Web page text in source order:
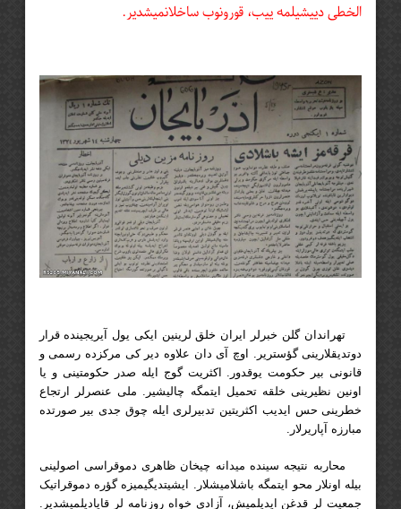
الخطی دییشیلمه ییب، قورونوب ساخلانمیشدیر.
تهراندان گلن خبرلر ایران خلق لرینین ایکی یول آیریجینده قرار
دوتدیقلارینی گؤستریر. اوچ آی دان علاوه دیر کی مرکزده رسمی و
قانونی بیر حکومت یوقدور. اکثریت گوج ایله صدر حکومتینی و یا
اونین نظیرینی خلقه تحمیل ایتمگه چالیشیر. ملی عنصرلر ارتجاع
خطرینی حس ایدیب اکثریتین تدبیرلری ایله چوق جدی بیر صورتده
مبارزه آپاریرلار.
محاربه نتیجه سینده میدانه چیخان ظاهری دموقراسی اصولینی
بیله اونلار محو ایتمگه باشلامیشلار. ایشیتدیگیمیزه گؤره دموقراتیک
جمعیت لر قدغن ایدیلمیش، آزادی خواه روزنامه لر قاپادیلمیشدیر.